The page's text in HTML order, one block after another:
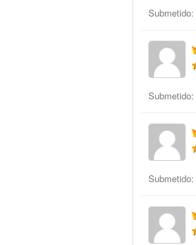
Submetido:
Submetido:
Submetido: